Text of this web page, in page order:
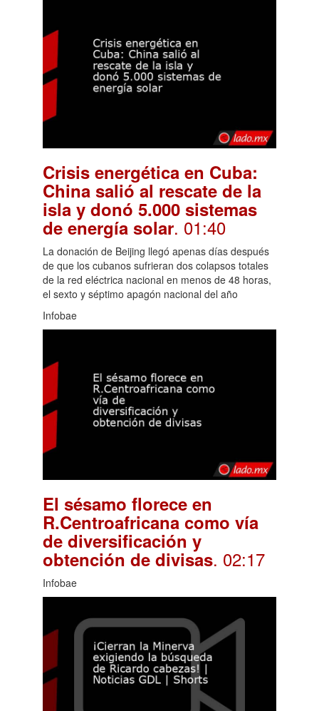
Crisis energética en Cuba:
China salió al rescate de la
isla y donó 5.000 sistemas
de energía solar. 01:40
La donación de Beijing llegó apenas días después
de que los cubanos sufrieran dos colapsos totales
de la red eléctrica nacional en menos de 48 horas,
el sexto y séptimo apagón nacional del año
Infobae
El sésamo florece en
R.Centroafricana como vía
de diversificación y
obtención de divisas. 02:17
Infobae